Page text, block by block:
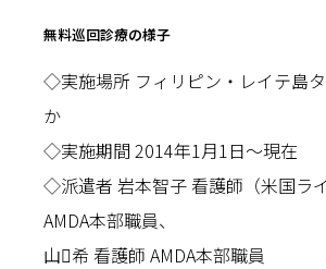
無料巡回診療の様子
◇実施場所 フィリピン・レイテ島
か
◇実施期間 2014年1月1日〜現在
◇派遣者 岩本智子 看護師（米国ライ
AMDA本部職員、
山希 看護師 AMDA本部職員